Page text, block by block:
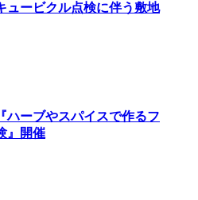
ュービクル点検に伴う敷地
ハーブやスパイスで作るフ
』開催